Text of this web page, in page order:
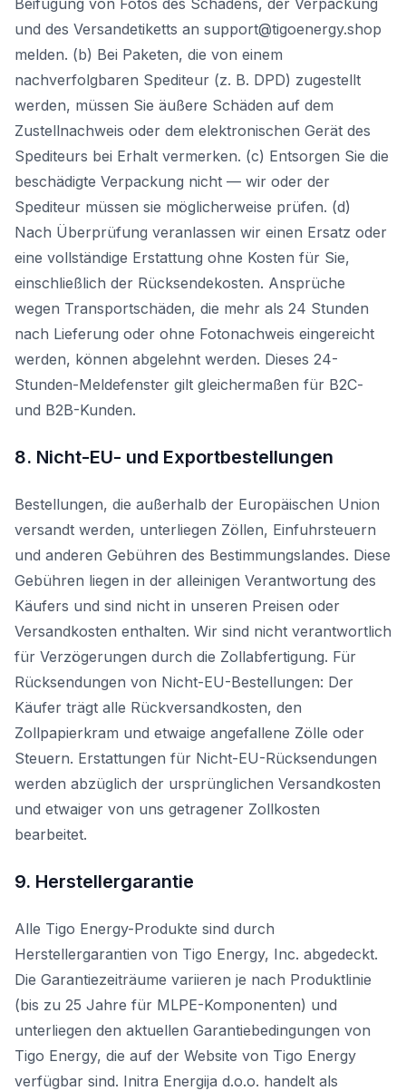
Beifügung von Fotos des Schadens, der Verpackung
und des Versandetiketts an support@tigoenergy.shop
melden. (b) Bei Paketen, die von einem
nachverfolgbaren Spediteur (z. B. DPD) zugestellt
werden, müssen Sie äußere Schäden auf dem
Zustellnachweis oder dem elektronischen Gerät des
Spediteurs bei Erhalt vermerken. (c) Entsorgen Sie die
beschädigte Verpackung nicht — wir oder der
Spediteur müssen sie möglicherweise prüfen. (d)
Nach Überprüfung veranlassen wir einen Ersatz oder
eine vollständige Erstattung ohne Kosten für Sie,
einschließlich der Rücksendekosten. Ansprüche
wegen Transportschäden, die mehr als 24 Stunden
nach Lieferung oder ohne Fotonachweis eingereicht
werden, können abgelehnt werden. Dieses 24-
Stunden-Meldefenster gilt gleichermaßen für B2C-
und B2B-Kunden.
8. Nicht-EU- und Exportbestellungen
Bestellungen, die außerhalb der Europäischen Union
versandt werden, unterliegen Zöllen, Einfuhrsteuern
und anderen Gebühren des Bestimmungslandes. Diese
Gebühren liegen in der alleinigen Verantwortung des
Käufers und sind nicht in unseren Preisen oder
Versandkosten enthalten. Wir sind nicht verantwortlich
für Verzögerungen durch die Zollabfertigung. Für
Rücksendungen von Nicht-EU-Bestellungen: Der
Käufer trägt alle Rückversandkosten, den
Zollpapierkram und etwaige angefallene Zölle oder
Steuern. Erstattungen für Nicht-EU-Rücksendungen
werden abzüglich der ursprünglichen Versandkosten
und etwaiger von uns getragener Zollkosten
bearbeitet.
9. Herstellergarantie
Alle Tigo Energy-Produkte sind durch
Herstellergarantien von Tigo Energy, Inc. abgedeckt.
Die Garantiezeiträume variieren je nach Produktlinie
(bis zu 25 Jahre für MLPE-Komponenten) und
unterliegen den aktuellen Garantiebedingungen von
Tigo Energy, die auf der Website von Tigo Energy
verfügbar sind. Initra Energija d.o.o. handelt als